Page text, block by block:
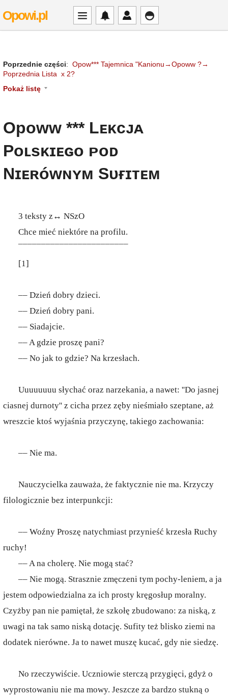
Opowi.pl
Poprzednie części: Opow*** Tajemnica "Kanionu→Opoww ?→
Poprzednia Lista x 2?
Pokaż listę
Opoww *** Lᴇᴋᴄᴊᴀ
Pᴏʟsᴋɪᴇɢᴏ ᴘᴏᴅ
Nɪᴇʀóᴡɴʏᴍ Sᴜғɪᴛᴇᴍ
3 teksty z↔ NSzO
Chce mieć niektóre na profilu.
¯¯¯¯¯¯¯¯¯¯¯¯¯¯¯¯¯¯¯¯¯¯¯¯
[1]
–– Dzień dobry dzieci.
–– Dzień dobry pani.
–– Siadajcie.
–– A gdzie proszę pani?
–– No jak to gdzie? Na krzesłach.
Uuuuuuuu słychać oraz narzekania, a nawet: ''Do jasnej
ciasnej durnoty'' z cicha przez zęby nieśmiało szeptane, aż
wreszcie ktoś wyjaśnia przyczynę, takiego zachowania:
–– Nie ma.
Nauczycielka zauważa, że faktycznie nie ma. Krzyczy
filologicznie bez interpunkcji:
–– Woźny Proszę natychmiast przynieść krzesła Ruchy
ruchy!
–– A na cholerę. Nie mogą stać?
–– Nie mogą. Strasznie zmęczeni tym pochy-leniem, a ja
jestem odpowiedzialna za ich prosty kręgosłup moralny.
Czyżby pan nie pamiętał, że szkołę zbudowano: za niską, z
uwagi na tak samo niską dotację. Sufity też blisko ziemi na
dodatek nierówne. Ja to nawet muszę kucać, gdy nie siedzę.
No rzeczywiście. Uczniowie sterczą przygięci, gdyż o
wyprostowaniu nie ma mowy. Jeszcze za bardzo stukną o